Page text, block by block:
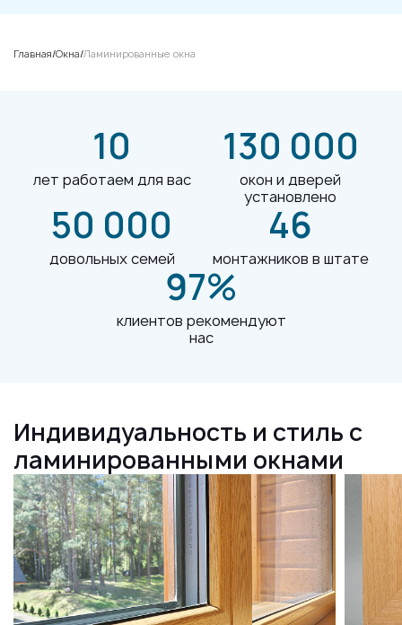
Главная/Окна/Ламинированные окна
10
лет работаем для вас
130 000
окон и дверей
установлено
46
монтажников в штате
50 000
довольных семей
97%
клиентов рекомендуют
нас
Индивидуальность и стиль с
ламинированными окнами